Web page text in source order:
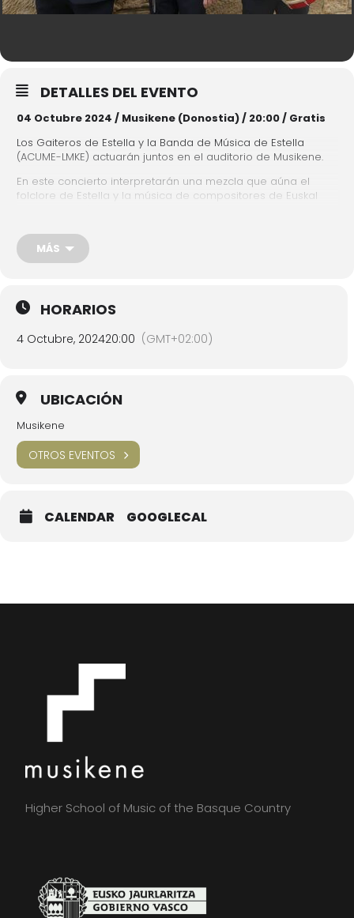
DETALLES DEL EVENTO
04 Octubre 2024 / Musikene (Donostia) / 20:00 / Gratis
Los Gaiteros de Estella y la Banda de Música de Estella
(ACUME-LMKE) actuarán juntos en el auditorio de Musikene.
En este concierto interpretarán una mezcla que aúna el
folclore de Estella y la música de compositores de Euskal
también diferentes fusiones entre los gaiteros y otros grupos
como el cuarteto, el quinteto y la banda.
En colaboración con SOINUENEA
MÁS
HORARIOS
4 Octubre, 202420:00 (GMT+02:00)
UBICACIÓN
Musikene
OTROS EVENTOS
CALENDAR GOOGLECAL
Higher School of Music of the Basque Country